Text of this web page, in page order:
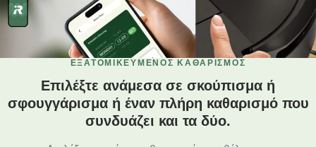
ΕΞΑΤΟΜΙΚΕΥΜΈΝΟΣ ΚΑΘΑΡΙΣΜΌΣ
Επιλέξτε ανάμεσα σε σκούπισμα ή
σφουγγάρισμα ή έναν πλήρη καθαρισμό που
συνδυάζει και τα δύο.